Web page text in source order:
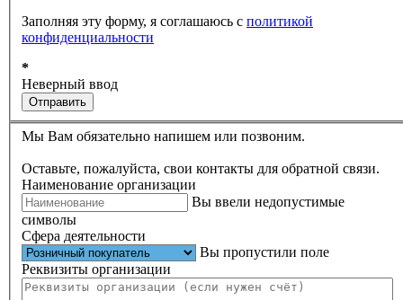
Заполняя эту форму, я соглашаюсь с политикой
конфиденциальности
*
Неверный ввод
Отправить
Мы Вам обязательно напишем или позвоним.
Оставьте, пожалуйста, свои контакты для обратной связи.
Наименование организации
Вы ввели недопустимые
символы
Сфера деятельности
Вы пропустили поле
Реквизиты организации